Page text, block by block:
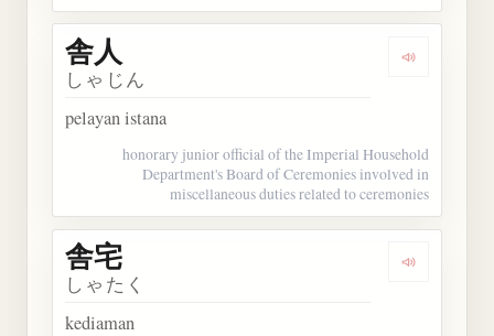
Dengarkan
舎人
しゃじん
pelayan istana
honorary junior official of the Imperial Household
Department's Board of Ceremonies involved in
miscellaneous duties related to ceremonies
Dengarkan
舎宅
しゃたく
kediaman